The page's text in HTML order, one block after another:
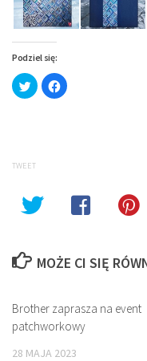
Podziel się:
Click
to
share
window)
Click
to
TWEET
MOŻE CI SIĘ
Brother zaprasza na event
patchworkowy
28 MAJA 2023